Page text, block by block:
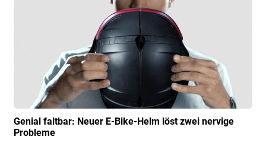
Genial faltbar: Neuer E-Bike-Helm löst zwei nervige
Probleme